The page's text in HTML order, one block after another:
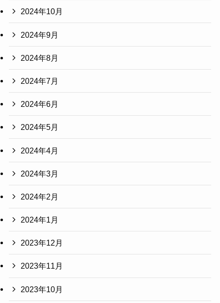
2024年10月
2024年9月
2024年8月
2024年7月
2024年6月
2024年5月
2024年4月
2024年3月
2024年2月
2024年1月
2023年12月
2023年11月
2023年10月